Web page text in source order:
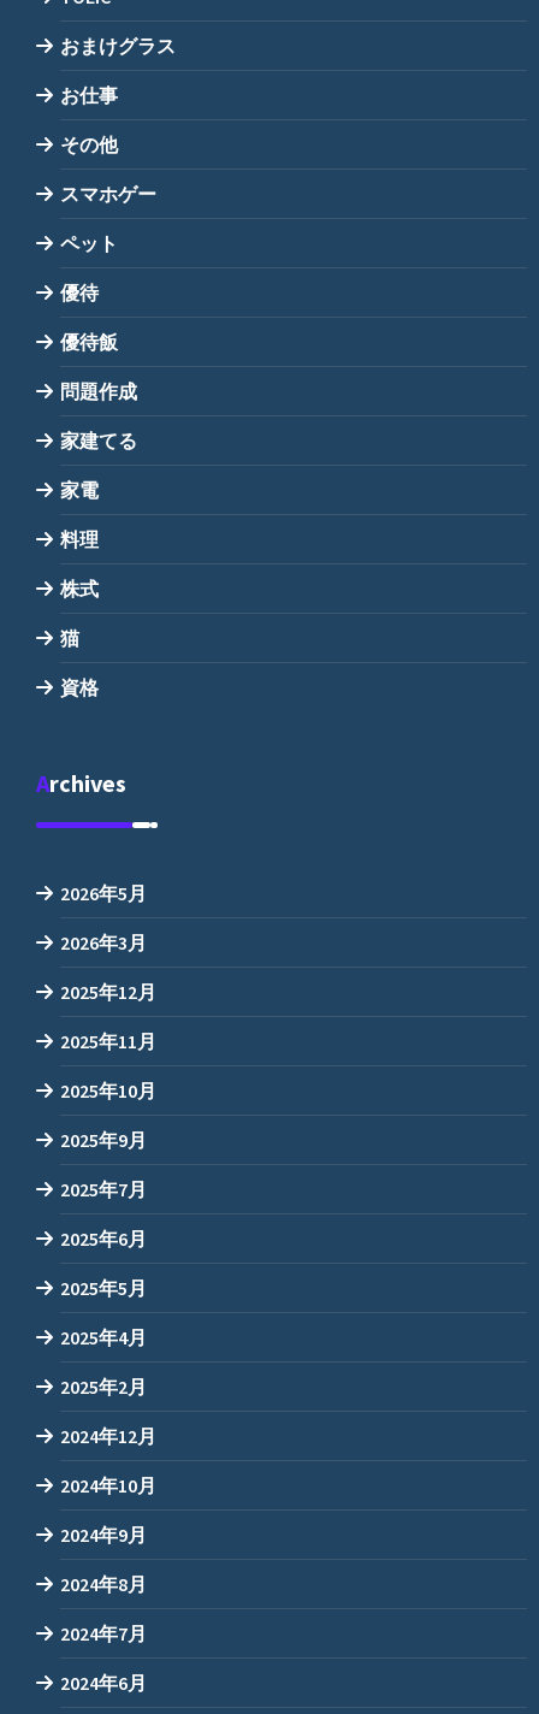
おまけグラス
お仕事
その他
スマホゲー
ペット
優待
優待飯
問題作成
家建てる
家電
料理
株式
猫
資格
Archives
2026年5月
2026年3月
2025年12月
2025年11月
2025年10月
2025年9月
2025年7月
2025年6月
2025年5月
2025年4月
2025年2月
2024年12月
2024年10月
2024年9月
2024年8月
2024年7月
2024年6月